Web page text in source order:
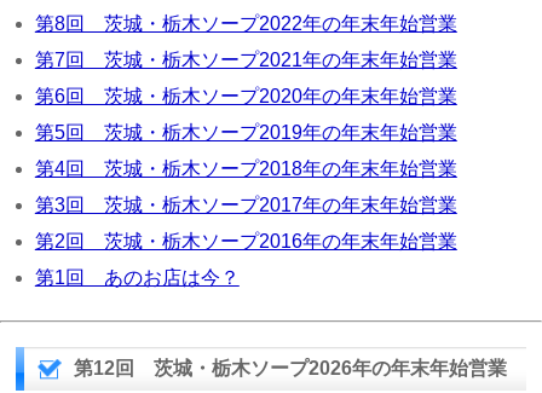
第8回 茨城・栃木ソープ2022年の年末年始営業
第7回 茨城・栃木ソープ2021年の年末年始営業
第6回 茨城・栃木ソープ2020年の年末年始営業
第5回 茨城・栃木ソープ2019年の年末年始営業
第4回 茨城・栃木ソープ2018年の年末年始営業
第3回 茨城・栃木ソープ2017年の年末年始営業
第2回 茨城・栃木ソープ2016年の年末年始営業
第1回 あのお店は今？
第12回 茨城・栃木ソープ2026年の年末年始営業